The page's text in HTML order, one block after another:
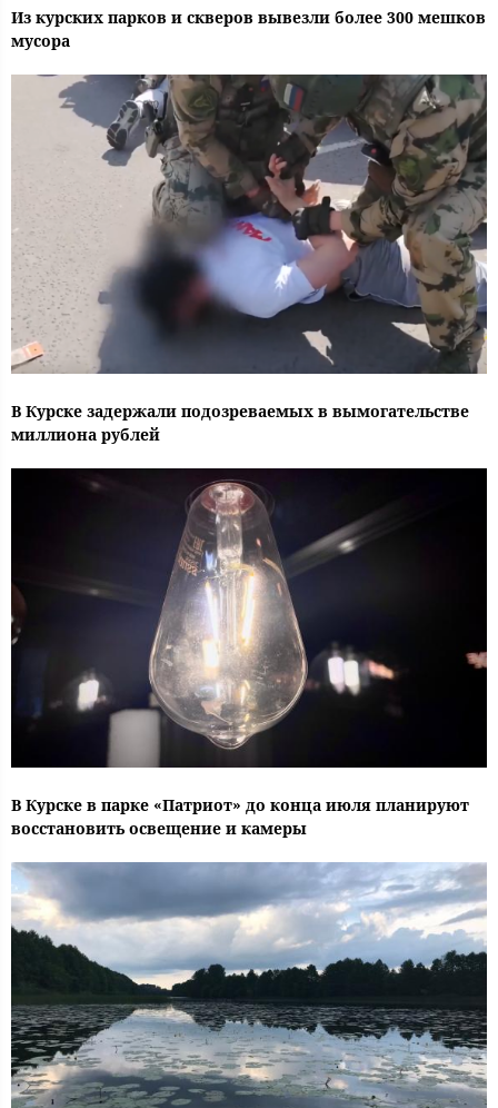
Из курских парков и скверов вывезли более 300 мешков
мусора
В Курске задержали подозреваемых в вымогательстве
миллиона рублей
В Курске в парке «Патриот» до конца июля планируют
восстановить освещение и камеры